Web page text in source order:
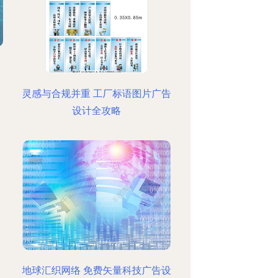
灵感与合规并重 工厂标语图片广告
设计全攻略
地球汇织网络 免费矢量科技广告设